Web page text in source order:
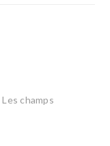
Les champs